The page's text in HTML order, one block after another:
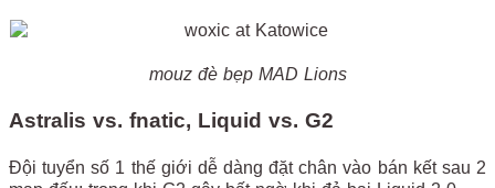
mouz đè bẹp MAD Lions
Astralis vs. fnatic, Liquid vs. G2
Đội tuyển số 1 thế giới dễ dàng đặt chân vào bán kết sau 2